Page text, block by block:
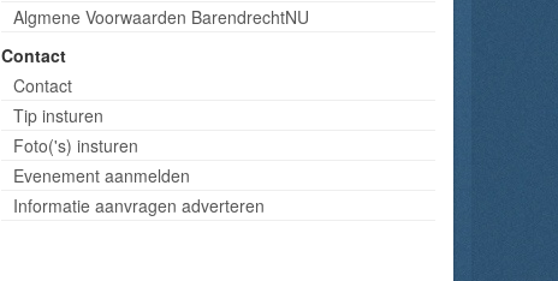
Algmene Voorwaarden BarendrechtNU
Contact
Contact
Tip insturen
Foto('s) insturen
Evenement aanmelden
Informatie aanvragen adverteren